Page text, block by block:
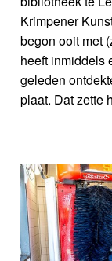
Krimpener
begon ooit met
heeft inmiddels
geleden
plaat. Dat zette